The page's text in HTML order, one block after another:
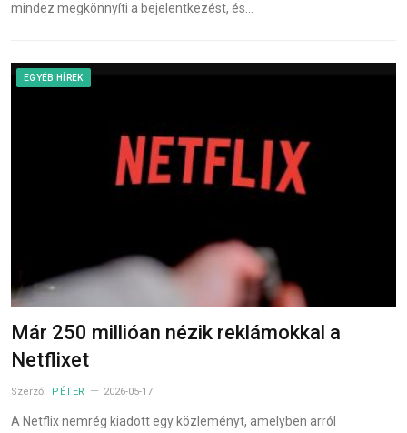
mindez megkönnyíti a bejelentkezést, és…
EGYÉB HÍREK
Már 250 millióan nézik reklámokkal a
Netflixet
Szerző: PÉTER 2026-05-17
A Netflix nemrég kiadott egy közleményt, amelyben arról